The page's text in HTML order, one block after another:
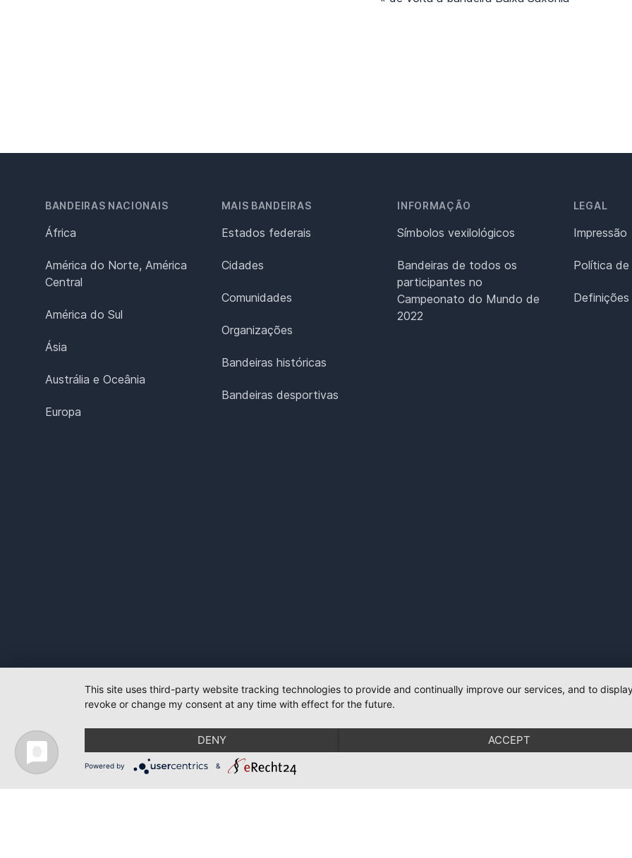
BANDEIRAS NACIONAIS
África
América do Norte, América
Central
América do Sul
Ásia
Austrália e Oceânia
Europa
MAIS BANDEIRAS
Estados federais
Cidades
Comunidades
Organizações
Bandeiras históricas
Bandeiras desportivas
INFORMAÇÃO
Símbolos vexilológicos
Bandeiras de todos os
participantes no
Campeonato do Mundo de
2022
LEGAL
Impressão
Política de
This site uses third-party website tracking technologies to provide and continually improve our services, and to
revoke or change my consent at any time with effect for the future.
DENY ACCEPT
Powered by &